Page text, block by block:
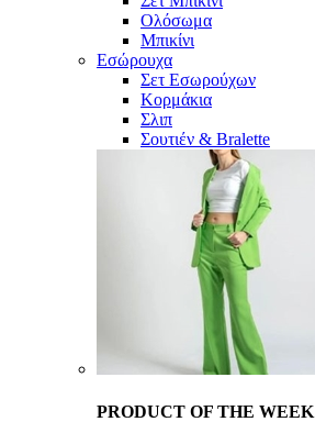
Ολόσωμα
Μπικίνι
Εσώρουχα
Σετ Εσωρούχων
Κορμάκια
Σλιπ
Σουτιέν & Bralette
PRODUCT OF THE WEEK